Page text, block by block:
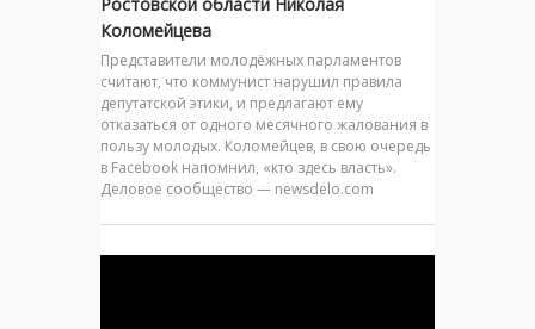
Коломейцева
Представители молодёжных парламентов
считают, что коммунист нарушил правила
депутатской этики, и предлагают ему
отказаться от одного месячного жалования в
пользу молодых. Коломейцев, в свою очередь
в Facebook напомнил, «кто здесь власть».
Деловое сообщество — newsdelo.com